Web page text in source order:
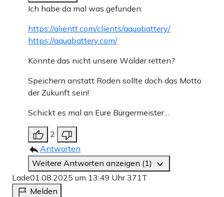
Ich habe da mal was gefunden:
https://alientt.com/clients/aquabattery/
https://aquabattery.com/
Könnte das nicht unsere Wälder retten?
Speichern anstatt Roden sollte doch das Motto
der Zukunft sein!
Schickt es mal an Eure Bürgermeister…
2
Antworten
Weitere Antworten anzeigen (1)
Lade01.08.2025 um 13:49 Uhr371T
Melden